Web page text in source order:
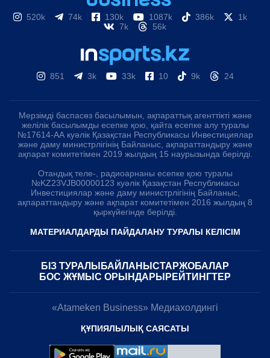
520k 74k 130k 1087k 386k
1k
7k
56k
851 3k 33k 10 9k 24
Мерзімді баспасөз басылымын, ақпараттық агенттікті және
желілік басылымды есепке қою, қайта есепке алу туралы
№17614-АА куәлік Қазақстан Республикасы Инвестициялар
және даму министрлігінің Байланыс, ақпараттандыру және
ақпарат комитетімен 2019 жылдың 15 наурызында берілді.
Отандық теле-, радиоарнаны есепке қою туралы
№KZ23VJB00000123 куәлік Қазақстан Республикасы
Инвестициялар және даму министрлігінің Байланыс,
ақпараттандыру және ақпарат комитетімен 2016 жылдың 8
қыркүйегінде берілді.
МАТЕРИАЛДАРДЫ ПАЙДАЛАНУ ТУРАЛЫ КЕЛІСІМ
БІЗ ТУРАЛЫ БАЙЛАНЫСТАРЖОБАЛАР
БОС ЖҰМЫС ОРЫНДАРЫ РЕЙТИНГТЕР
«Atameken Business» Медиахолдингі
ҚҰПИЯЛЫЛЫҚ САЯСАТЫ